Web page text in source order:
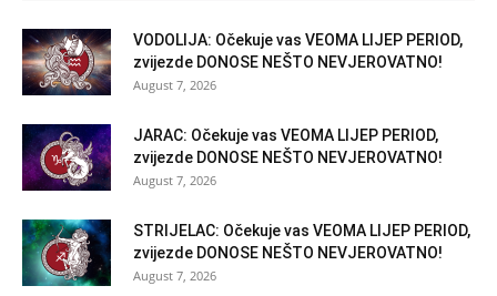
VODOLIJA: Očekuje vas VEOMA LIJEP PERIOD,
zvijezde DONOSE NEŠTO NEVJEROVATNO!
August 7, 2026
JARAC: Očekuje vas VEOMA LIJEP PERIOD,
zvijezde DONOSE NEŠTO NEVJEROVATNO!
August 7, 2026
STRIJELAC: Očekuje vas VEOMA LIJEP PERIOD,
zvijezde DONOSE NEŠTO NEVJEROVATNO!
August 7, 2026